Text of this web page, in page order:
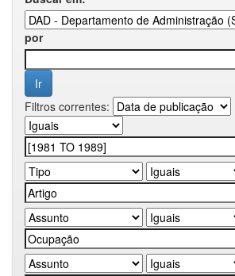
por
Filtros correntes: